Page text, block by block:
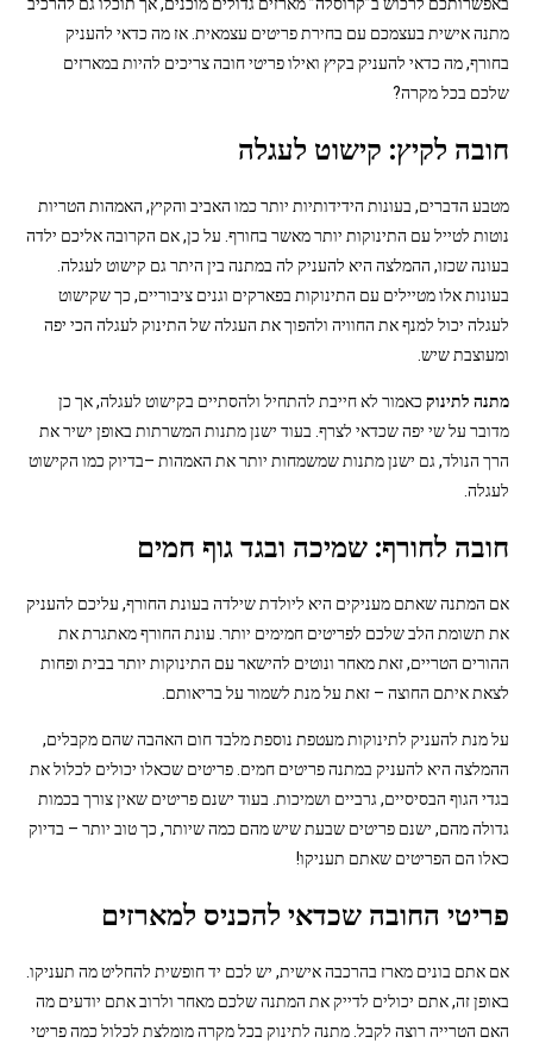
מתנה אישית בעצמכם עם בחירת פריטים עצמאית. אז מה כדאי להעניק
בחורף, מה כדאי להעניק בקיץ ואילו פריטי חובה צריכים להיות במארזים
שלכם בכל מקרה?
חובה לקיץ: קישוט לעגלה
מטבע הדברים, בעונות הידידותיות יותר כמו האביב והקיץ, האמהות הטריות
נוטות לטייל עם התינוקות יותר מאשר בחורף. על כן, אם הקרובה אליכם ילדה
בעונה שכזו, ההמלצה היא להעניק לה במתנה בין היתר גם קישוט לעגלה.
בעונות אלו מטיילים עם התינוקות בפארקים וגנים ציבוריים, כך שקישוט
לעגלה יכול למנף את החוויה ולהפוך את העגלה של התינוק לעגלה הכי יפה
ומעוצבת שיש.
מתנה לתינוק כאמור לא חייבת להתחיל ולהסתיים בקישוט לעגלה, אך כן
מדובר על שי יפה שכדאי לצרף. בעוד ישנן מתנות המשרתות באופן ישיר את
הרך הנולד, גם ישנן מתנות שמשמחות יותר את האמהות –בדיוק כמו הקישוט
לעגלה.
חובה לחורף: שמיכה ובגד גוף חמים
אם המתנה שאתם מעניקים היא ליולדת שילדה בעונת החורף, עליכם להעניק
את תשומת הלב שלכם לפריטים חמימים יותר. עונת החורף מאתגרת את
ההורים הטריים, זאת מאחר ונוטים להישאר עם התינוקות יותר בבית ופחות
לצאת איתם החוצה – זאת על מנת לשמור על בריאותם.
על מנת להעניק לתינוקות מעטפת נוספת מלבד חום האהבה שהם מקבלים,
ההמלצה היא להעניק במתנה פריטים חמים. פריטים שכאלו יכולים לכלול את
בגדי הגוף הבסיסיים, גרביים ושמיכות. בעוד ישנם פריטים שאין צורך בכמות
גדולה מהם, ישנם פריטים שבעת שיש מהם כמה שיותר, כך טוב יותר – בדיוק
כאלו הם הפריטים שאתם תעניקו!
פריטי החובה שכדאי להכניס למארזים
אם אתם בונים מארז בהרכבה אישית, יש לכם יד חופשית להחליט מה תעניקו.
באופן זה, אתם יכולים לדייק את המתנה שלכם מאחר ולרוב אתם יודעים מה
האם הטרייה רוצה לקבל. מתנה לתינוק בכל מקרה מומלצת לכלול כמה פריטי